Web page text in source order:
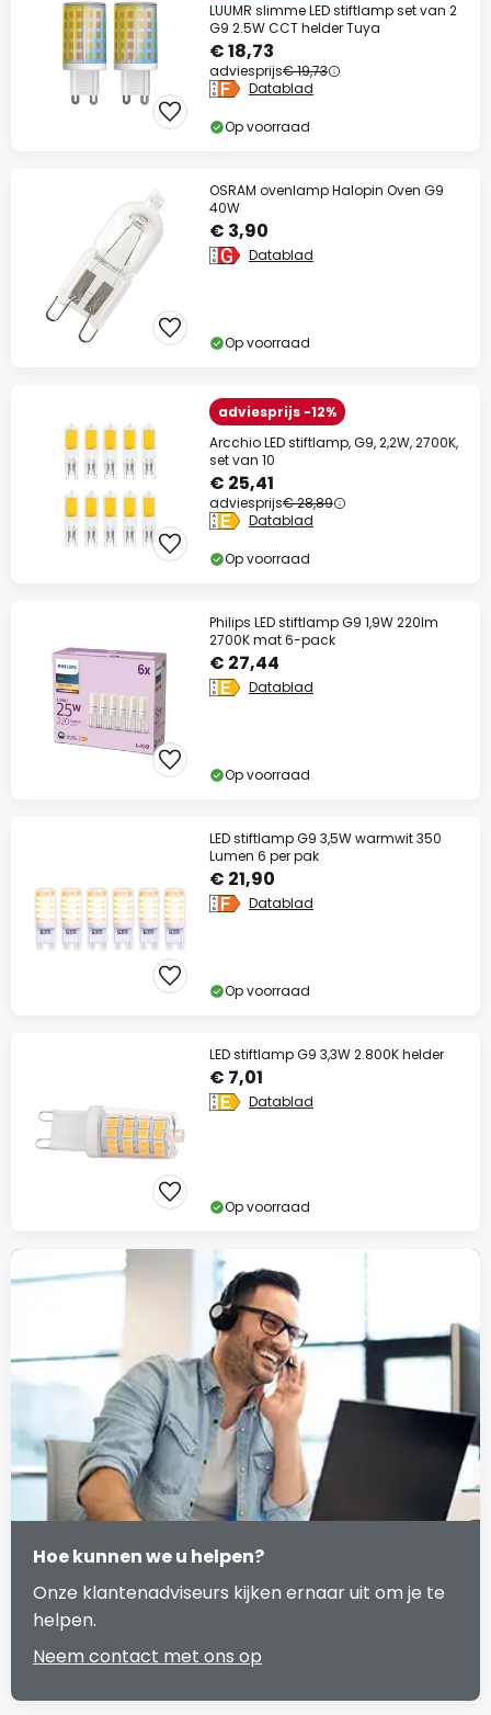
LUUMR slimme LED stiftlamp set van 2
G9 2.5W CCT helder Tuya
€ 18,73
adviesprijs€ 19,73
Datablad
Op voorraad
OSRAM ovenlamp Halopin Oven G9
40W
€ 3,90
Datablad
Op voorraad
adviesprijs -12%
Arcchio LED stiftlamp, G9, 2,2W, 2700K,
set van 10
€ 25,41
adviesprijs€ 28,89
Datablad
Op voorraad
Philips LED stiftlamp G9 1,9W 220lm
2700K mat 6-pack
€ 27,44
Datablad
Op voorraad
LED stiftlamp G9 3,5W warmwit 350
Lumen 6 per pak
€ 21,90
Datablad
Op voorraad
LED stiftlamp G9 3,3W 2.800K helder
€ 7,01
Datablad
Op voorraad
Hoe kunnen we u helpen?
Onze klantenadviseurs kijken ernaar uit om je te
helpen.
Neem contact met ons op